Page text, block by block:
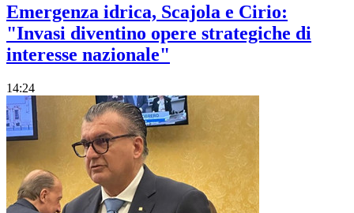
Emergenza idrica, Scajola e Cirio:
"Invasi diventino opere strategiche di
interesse nazionale"
14:24